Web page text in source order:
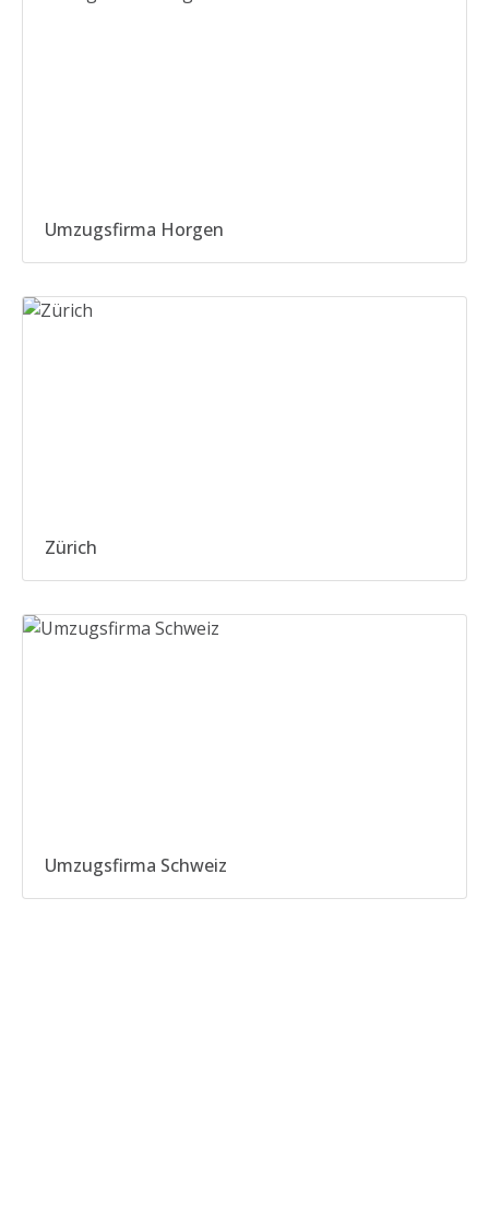
Umzugsfirma Horgen
Zürich
Umzugsfirma Schweiz